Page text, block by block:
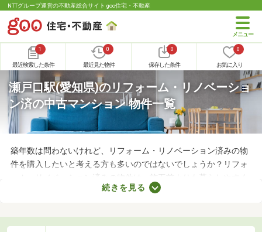
NTTグループ運営の不動産総合サイト goo住宅・不動産
1
最近検索した条件
0
最近見た物件
0
保存した条件
0
お気に入り
瀬戸口駅(愛知県)のリフォーム・リノベーショ
ン済の中古マンション 物件一覧
築年数は問わないけれど、リフォーム・リノベーション済みの物
件を購入したいと考える方も多いのではないでしょうか？リフォ
ーム・リノベーション済みの物件は、施工前よりも暮らしやすく
なっていることがポイント。住みやすさを感じられる最良の物件
済みの中古マンションを紹介しますので、ぜひチェックしてみて
続きを見る